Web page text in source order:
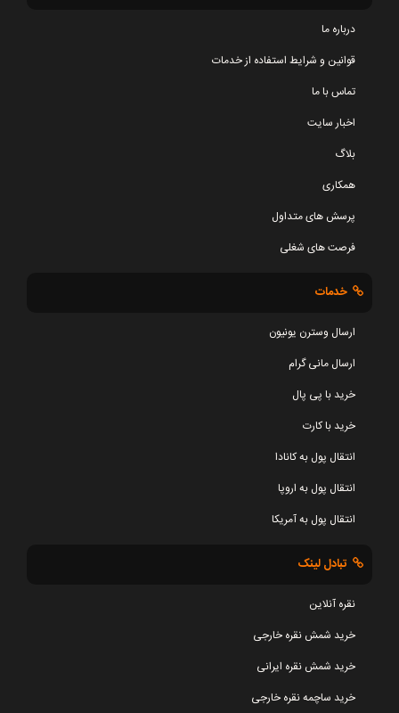
درباره ما
قوانین و شرایط استفاده از خدمات
تماس با ما
اخبار سایت
بلاگ
همکاری
پرسش های متداول
فرصت های شغلی
خدمات
ارسال وسترن یونیون
ارسال مانی گرام
خرید با پی پال
خرید با کارت
انتقال پول به کانادا
انتقال پول به اروپا
انتقال پول به آمریکا
تبادل لینک
نقره آنلاین
خرید شمش نقره خارجی
خرید شمش نقره ایرانی
خرید ساچمه نقره خارجی